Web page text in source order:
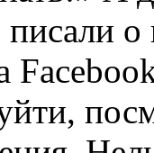
писали